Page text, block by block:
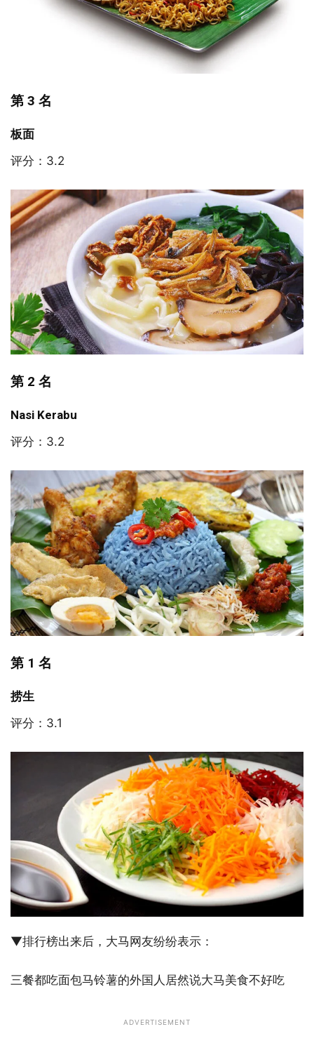
第 3 名
板面
评分：3.2
第 2 名
Nasi Kerabu
评分：3.2
第 1 名
捞生
评分：3.1
▼排行榜出来后，大马网友纷纷表示：
三餐都吃面包马铃薯的外国人居然说大马美食不好吃
ADVERTISEMENT